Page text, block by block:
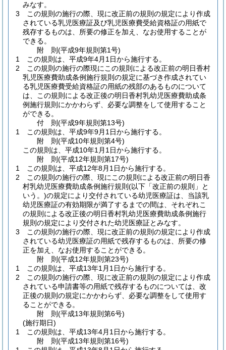
みなす。
3
この規則の施行の際、現に改正前の規則の規定により作成
されている乳児医療証及び乳児医療費受給資格証の用紙で
残存するものは、所要の修正を加え、なお使用することが
できる。
附 則(平成9年規則第1号)
1
この規則は、平成9年4月1日から施行する。
2
この規則の施行の際現にこの規則による改正前の明日香村
乳児医療費助成条例施行規則の規定に基づき作成されてい
る乳児医療費受給資格証の用紙の残部のあるものについて
は、この規則による改正後の明日香村乳幼児医療費助成条
例施行規則にかかわらず、必要な調整をして使用すること
ができる。
付 則(平成9年規則第13号)
1
この規則は、平成9年9月1日から施行する。
附 則(平成10年規則第4号)
この規則は、平成10年1月1日から施行する。
附 則(平成12年規則第17号)
1
この規則は、平成12年8月1日から施行する。
2
この規則の施行の際、現にこの規則による改正前の明日香
村乳幼児医療費助成条例施行規則 (以下「改正前の規則」と
いう。)の規定により交付されている幼児医療証は、当該乳
幼児医療証の有効期限が満了するまでの間は、それぞれこ
の規則による改正後の明日香村乳幼児医療費助成条例施行
規則の規定により交付された幼児医療証とみなす。
3
この規則の施行の際、現に改正前の規則の規定により作成
されている幼児医療証の用紙で残存するものは、所要の修
正を加え、なお使用することができる。
附 則(平成12年規則第23号)
1
この規則は、平成13年1月1日から施行する。
2
この規則の施行の際、現に改正前の規則の規定により作成
されている申請書等の用紙で残存するものについては、改
正後の規則の規定にかかわらず、必要な調整をして使用す
ることができる。
附 則(平成13年規則第6号)
(施行期日)
1
この規則は、平成13年4月1日から施行する。
附 則(平成13年規則第16号)